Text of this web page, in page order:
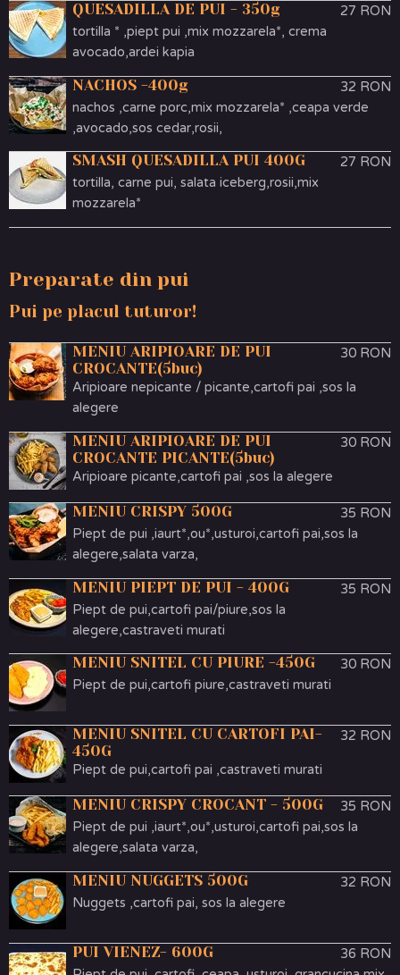
QUESADILLA DE PUI - 350g
27 RON
tortilla * ,piept pui ,mix mozzarela*, crema
avocado,ardei kapia
NACHOS -400g
32 RON
nachos ,carne porc,mix mozzarela* ,ceapa verde
,avocado,sos cedar,rosii,
SMASH QUESADILLA PUI 400G
27 RON
tortilla, carne pui, salata iceberg,rosii,mix
mozzarela*
Preparate din pui
Pui pe placul tuturor!
MENIU ARIPIOARE DE PUI
CROCANTE(5buc)
30 RON
Aripioare nepicante / picante,cartofi pai ,sos la
alegere
MENIU ARIPIOARE DE PUI
CROCANTE PICANTE(5buc)
30 RON
Aripioare picante,cartofi pai ,sos la alegere
MENIU CRISPY 500G
35 RON
Piept de pui ,iaurt*,ou*,usturoi,cartofi pai,sos la
alegere,salata varza,
MENIU PIEPT DE PUI - 400G
35 RON
Piept de pui,cartofi pai/piure,sos la
alegere,castraveti murati
MENIU SNITEL CU PIURE -450G
30 RON
Piept de pui,cartofi piure,castraveti murati
MENIU SNITEL CU CARTOFI PAI-
450G
32 RON
Piept de pui,cartofi pai ,castraveti murati
MENIU CRISPY CROCANT - 500G
35 RON
Piept de pui ,iaurt*,ou*,usturoi,cartofi pai,sos la
alegere,salata varza,
MENIU NUGGETS 500G
32 RON
Nuggets ,cartofi pai, sos la alegere
PUI VIENEZ- 600G
36 RON